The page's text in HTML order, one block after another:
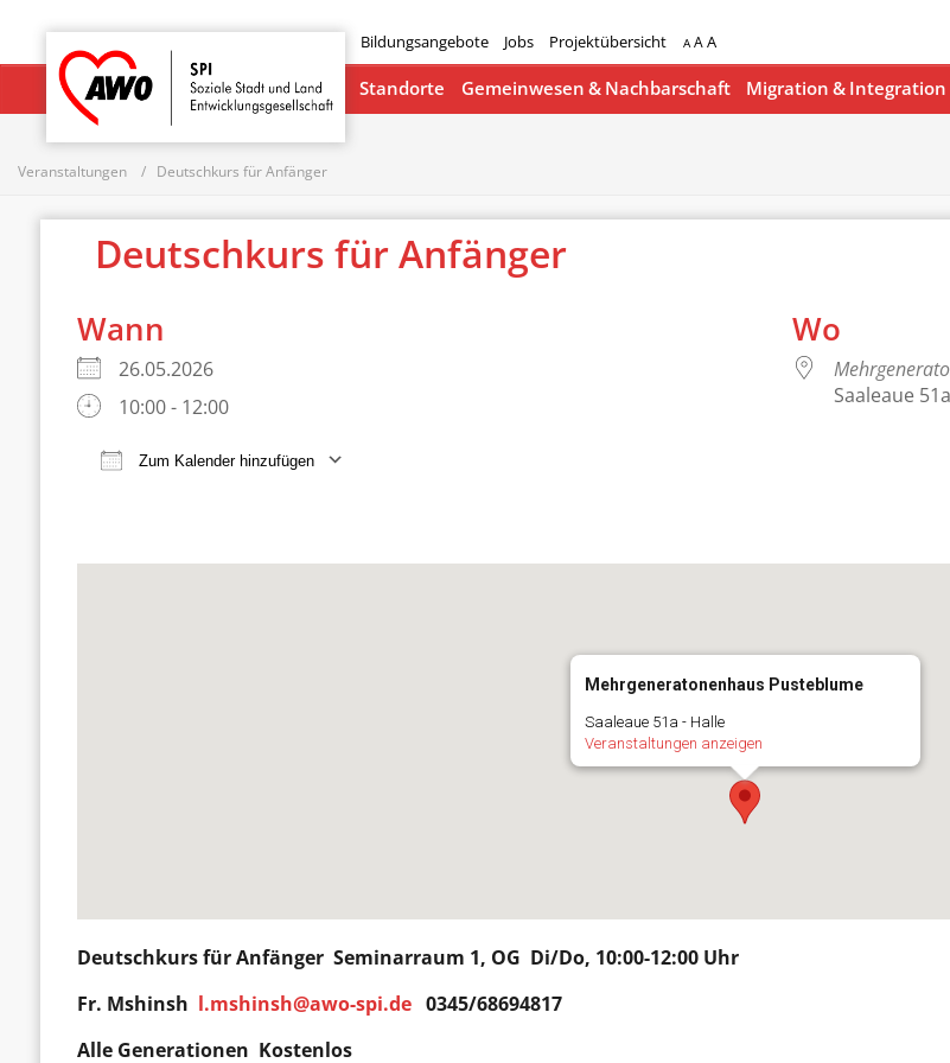
Bildungsangebote Jobs Projektübersicht A AA
Startseite
Standorte Gemeinwesen & Nachbarschaft Migration & Integration
Veranstaltungen Deutschkurs für Anfänger
Deutschkurs für Anfänger
Wann
26.05.2026
10:00 - 12:00
Zum Kalender hinzufügen
Wo
Saaleaue
Mehrgeneratonenhaus Pusteblume
Saaleaue 51a - Halle
Veranstaltungen anzeigen
Deutschkurs fürAnfänger Seminarraum 1, OG Di/Do, 10:00-12:00 Uhr
Fr. Mshinsh l.mshinsh@awo-spi.de 0345/68694817
Alle Generationen Kostenlos